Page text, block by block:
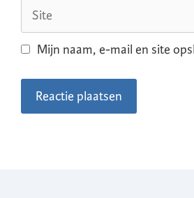
Mijn naam, e-mail en site